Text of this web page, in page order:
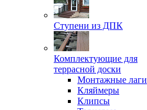
Ступени из ДПК
Комплектующие для
террасной доски
Монтажные лаги
Кляймеры
Клипсы